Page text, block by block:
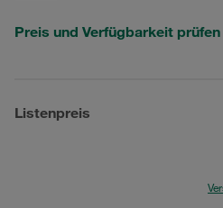
Preis und Verfügbarkeit prüfen
Listenpreis